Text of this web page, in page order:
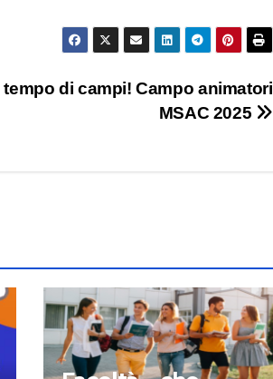
di campi! Campo animatori
MSAC 2025